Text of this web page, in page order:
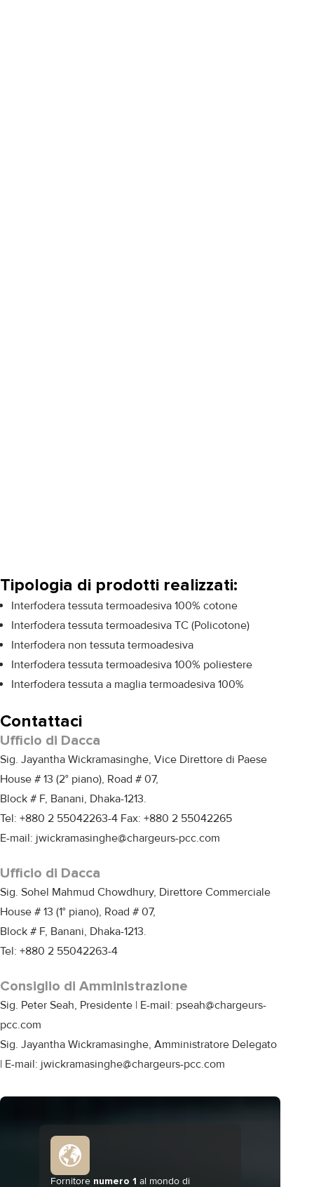
Tipologia di prodotti realizzati:
Interfodera tessuta termoadesiva 100% cotone
Interfodera tessuta termoadesiva TC (Policotone)
Interfodera non tessuta termoadesiva
Interfodera tessuta termoadesiva 100% poliestere
Interfodera tessuta a maglia termoadesiva 100%
Contattaci
Ufficio di Dacca
Sig. Jayantha Wickramasinghe, Vice Direttore di Paese
House # 13 (2° piano), Road # 07,
Block # F, Banani, Dhaka-1213.
Tel: +880 2 55042263-4 Fax: +880 2 55042265
E-mail: jwickramasinghe@chargeurs-pcc.com
Ufficio di Dacca
Sig. Sohel Mahmud Chowdhury, Direttore Commerciale
House # 13 (1° piano), Road # 07,
Block # F, Banani, Dhaka-1213.
Tel: +880 2 55042263-4
Consiglio di Amministrazione
Sig. Peter Seah, Presidente | E-mail: pseah@chargeurs-
pcc.com
Sig. Jayantha Wickramasinghe, Amministratore Delegato
| E-mail: jwickramasinghe@chargeurs-pcc.com
Fornitore numero 1 al mondo di